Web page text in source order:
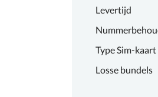
Levertijd
Type Sim-kaart
Losse bundels